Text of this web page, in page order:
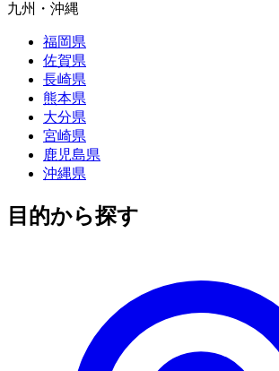
九州・沖縄
福岡県
佐賀県
長崎県
熊本県
大分県
宮崎県
鹿児島県
沖縄県
目的から探す